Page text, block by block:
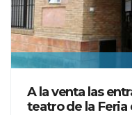
A la venta las
teatro de la